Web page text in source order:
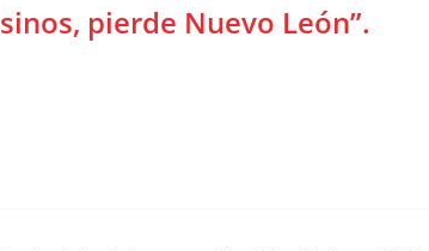
pierde Nuevo León”.